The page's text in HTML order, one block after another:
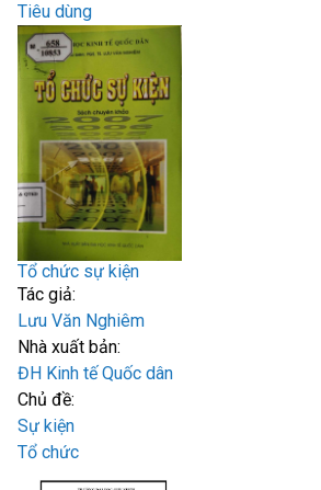
Tiêu dùng
Tổ chức sự kiện
Tác giả:
Lưu Văn Nghiêm
Nhà xuất bản:
ĐH Kinh tế Quốc dân
Chủ đề:
Sự kiện
Tổ chức